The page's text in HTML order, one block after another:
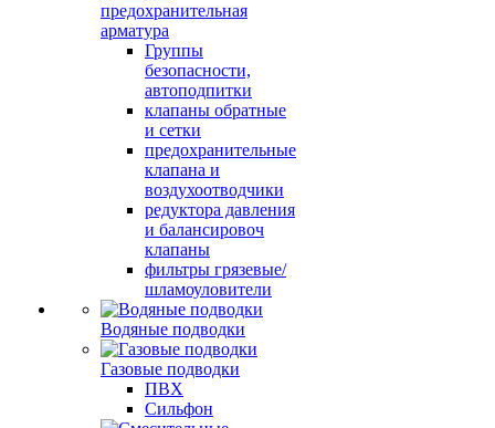
предохранительная
арматура
Группы
безопасности,
автоподпитки
клапаны обратные
и сетки
предохранительные
клапана и
воздухоотводчики
редуктора давления
и балансировоч
клапаны
фильтры грязевые/
шламоуловители
Водяные подводки
Газовые подводки
ПВХ
Сильфон